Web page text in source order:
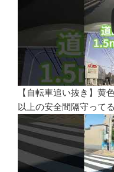
【自転車追い抜き】黄
以上の安全間隔守って